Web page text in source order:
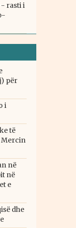
rasti i
për
i
të
Mercin
në
në
e
dhe